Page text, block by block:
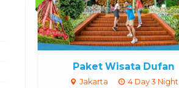
Paket Wisata Dufan
Jakarta 4 Day 3 Night